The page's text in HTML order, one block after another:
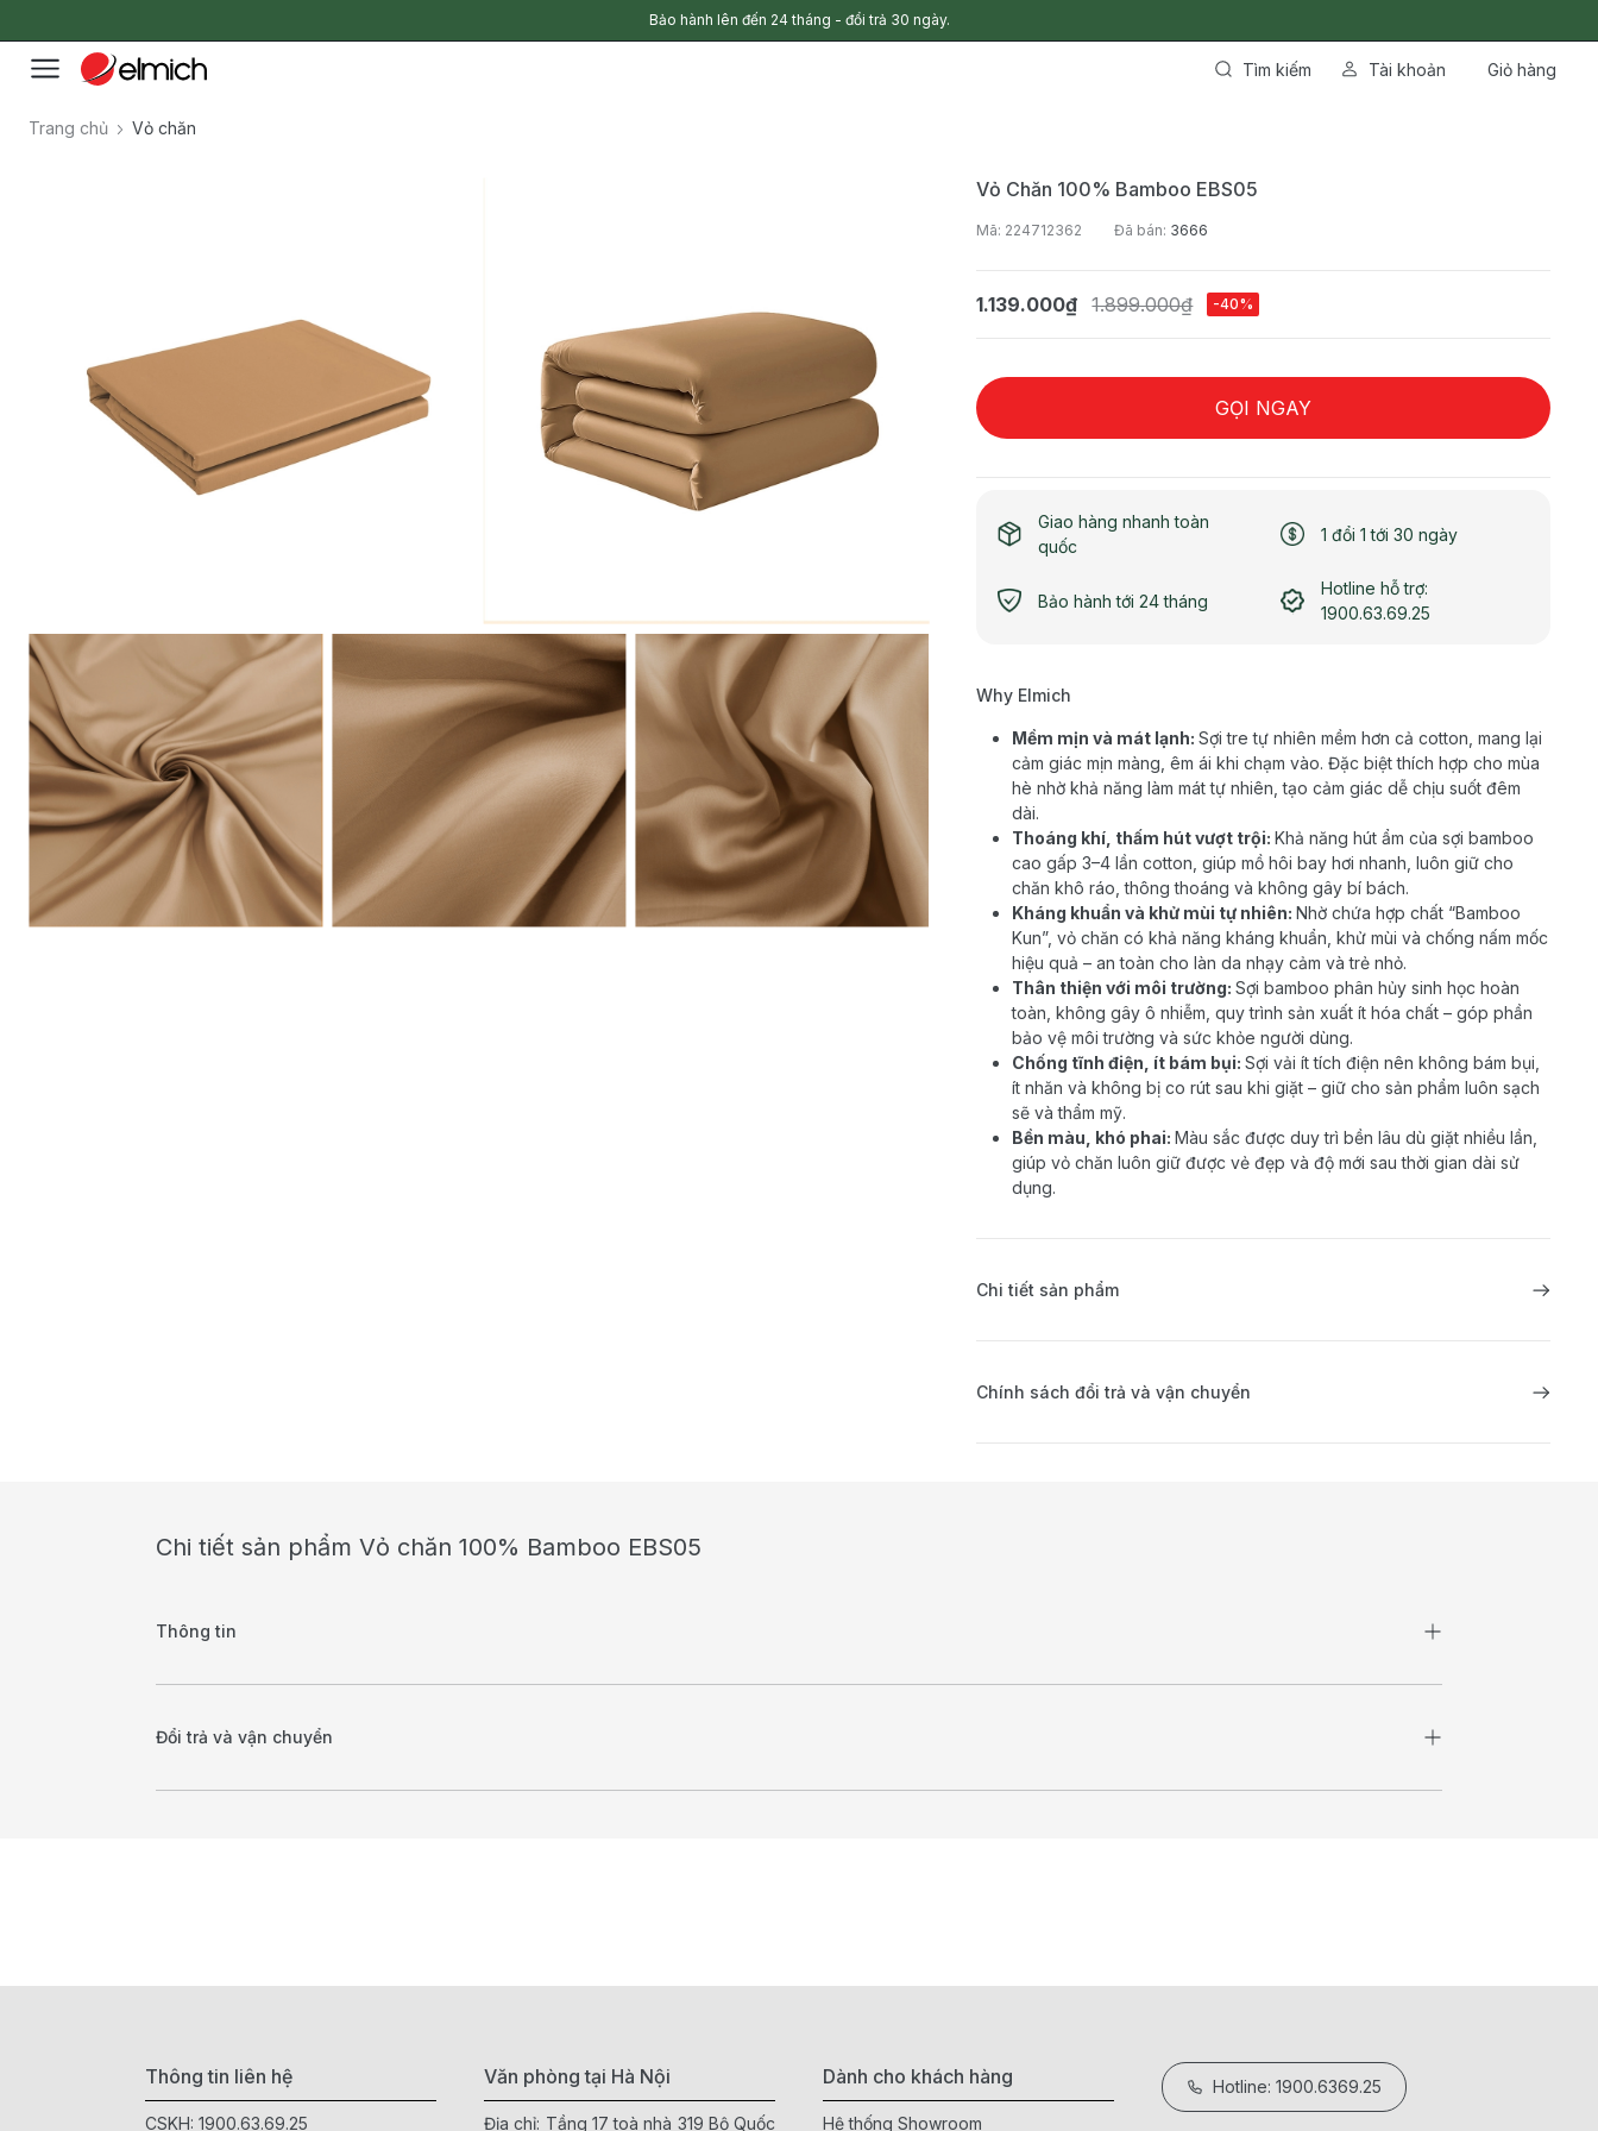
Bảo hành lên đến 24 tháng - đổi trả 30 ngày.
Tìm kiếm Tài khoản Giỏ hàng
Trang chủ Vỏ chăn
Vỏ Chăn 100% Bamboo EBS05
Mã: 224712362 Đã bán: 3666
1.139.000₫ 1.899.000₫ -40%
GỌI NGAY
Giao hàng nhanh toàn
quốc
1 đổi 1 tới 30 ngày
Bảo hành tới 24 tháng
Hotline hỗ trợ:
1900.63.69.25
Why Elmich
Mềm mịn và mát lạnh:Sợi tre tự nhiên mềm hơn cả cotton, mang lại
cảm giác mịn màng, êm ái khi chạm vào. Đặc biệt thích hợp cho mùa
hè nhờ khả năng làm mát tự nhiên, tạo cảm giác dễ chịu suốt đêm
dài.
Thoáng khí, thấm hút vượt trội:Khả năng hút ẩm của sợi bamboo
cao gấp 3–4 lần cotton, giúp mồ hôi bay hơi nhanh, luôn giữ cho
chăn khô ráo, thông thoáng và không gây bí bách.
Kháng khuẩn và khử mùi tự nhiên:Nhờ chứa hợp chất “Bamboo
Kun”, vỏ chăn có khả năng kháng khuẩn, khử mùi và chống nấm mốc
hiệu quả – an toàn cho làn da nhạy cảm và trẻ nhỏ.
Thân thiện với môi trường:Sợi bamboo phân hủy sinh học hoàn
toàn, không gây ô nhiễm, quy trình sản xuất ít hóa chất – góp phần
bảo vệ môi trường và sức khỏe người dùng.
Chống tĩnh điện, ít bám bụi:Sợi vải ít tích điện nên không bám bụi,
ít nhăn và không bị co rút sau khi giặt – giữ cho sản phẩm luôn sạch
sẽ và thẩm mỹ.
Bền màu, khó phai:Màu sắc được duy trì bền lâu dù giặt nhiều lần,
giúp vỏ chăn luôn giữ được vẻ đẹp và độ mới sau thời gian dài sử
dụng.
Chi tiết sản phẩm
Chính sách đổi trả và vận chuyển
Chi tiết sản phẩm Vỏ chăn 100% Bamboo EBS05
Thông tin
Đổi trả và vận chuyển
Thông tin liên hệ
CSKH: 1900.63.69.25
Văn phòng tại Hà Nội
Địa chỉ: Tầng 17 toà nhà 319 Bộ Quốc
Dành cho khách hàng
Hệ thống Showroom
Hotline: 1900.6369.25